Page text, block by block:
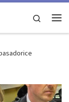
Search